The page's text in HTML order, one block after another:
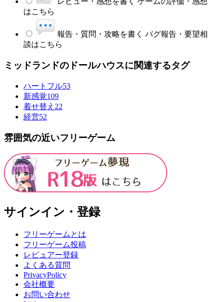
はこちら
報告・質問・攻略を書く バグ報告・要望相
談はこちら
ミッドランドのドールハウスに関連するタグ
ハートフル53
新感覚109
着せ替え 22
経営52
雰囲気の近いフリーゲーム
サインイン・登録
フリーゲームとは
フリーゲーム投稿
レビュアー登録
よくある質問
PrivacyPolicy
会社概要
お問い合わせ